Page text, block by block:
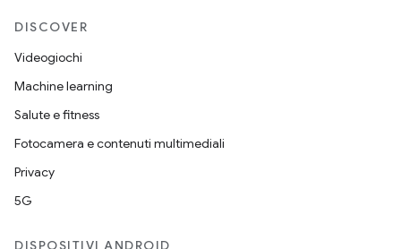
DISCOVER
Videogiochi
Machine learning
Salute e fitness
Fotocamera e contenuti multimediali
Privacy
5G